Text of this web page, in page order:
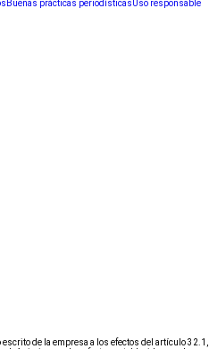
Buenas prácticas periodísticasUso responsable
de la empresa a los efectos del artículo 32.1,